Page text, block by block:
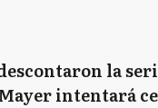
la
Mayer intentará